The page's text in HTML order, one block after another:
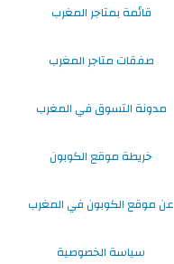
قائمة بمتاجر المغرب
صفقات متاجر المغرب
مدونة التسوق في المغرب
خريطة موقع الكوبون
عن موقع الكوبون في المغرب
سياسة الخصوصية